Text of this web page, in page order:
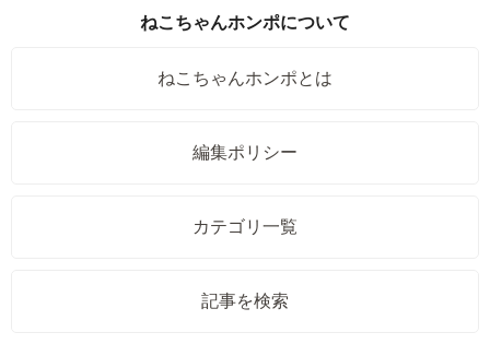
ねこちゃんホンポについて
ねこちゃんホンポとは
編集ポリシー
カテゴリ一覧
記事を検索